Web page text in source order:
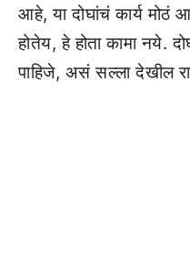
आहे, या दोघांचं कार्य मोठं
होतेय, हे होता कामा नये.
पाहिजे, असं सल्ला देखील